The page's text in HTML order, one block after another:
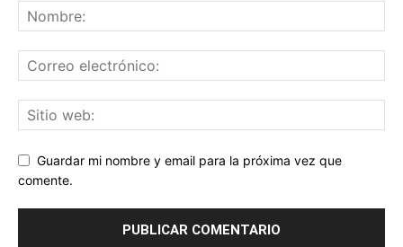
Guardar mi nombre y email para la próxima vez que
comente.